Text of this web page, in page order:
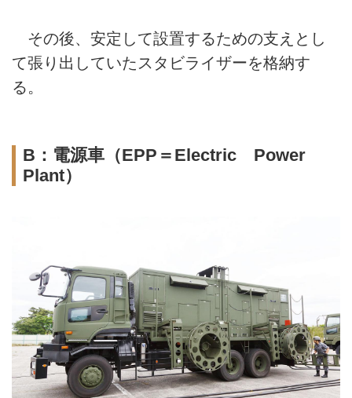
その後、安定して設置するための支えとし
て張り出していたスタビライザーを格納す
る。
B：電源車（EPP＝Electric Power
Plant）